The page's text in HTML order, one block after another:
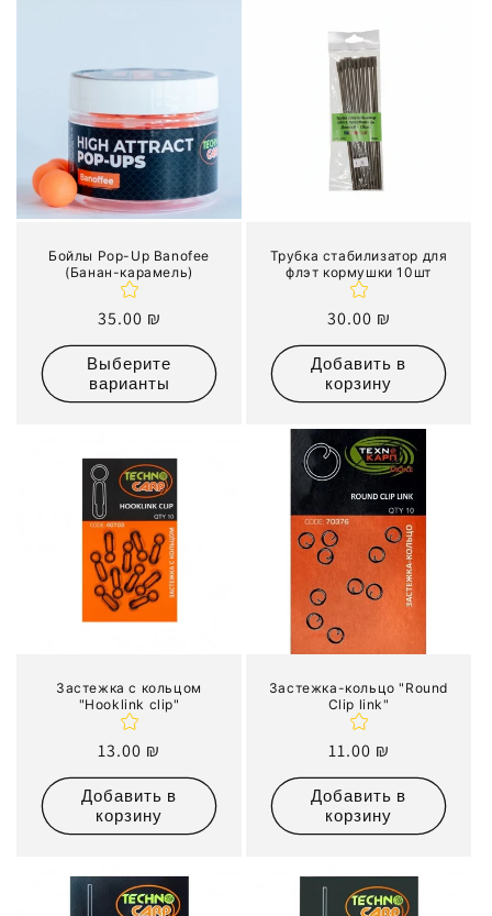
Бойлы Pop-Up Banofee
(Банан-карамель)
Обычная
цена
35.00 ₪
Выберите
варианты
Трубка стабилизатор для
флэт кормушки 10шт
Обычная
цена
30.00 ₪
Добавить в
корзину
Застежка с кольцом
"Hooklink clip"
Обычная
цена
13.00 ₪
Добавить в
корзину
Застежка-кольцо "Round
Clip link"
Обычная
цена
11.00 ₪
Добавить в
корзину